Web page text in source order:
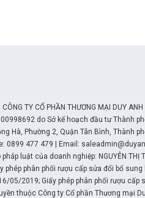
CÔNG TY CỔ PHẦN THƯƠNG MẠI DUY ANH
do Sở kế hoạch đầu tư Thành
Hà, Phường 2, Quận Tân Bình, Thành
0899 477 479 | Email:
luật của doanh nghiệp: NGUYỄN THỊ
phân phối rượu cấp sửa đổi bổ
05/2019; Giấy phép phân phối rượu
thuộc Công ty Cổ phần Thương mại